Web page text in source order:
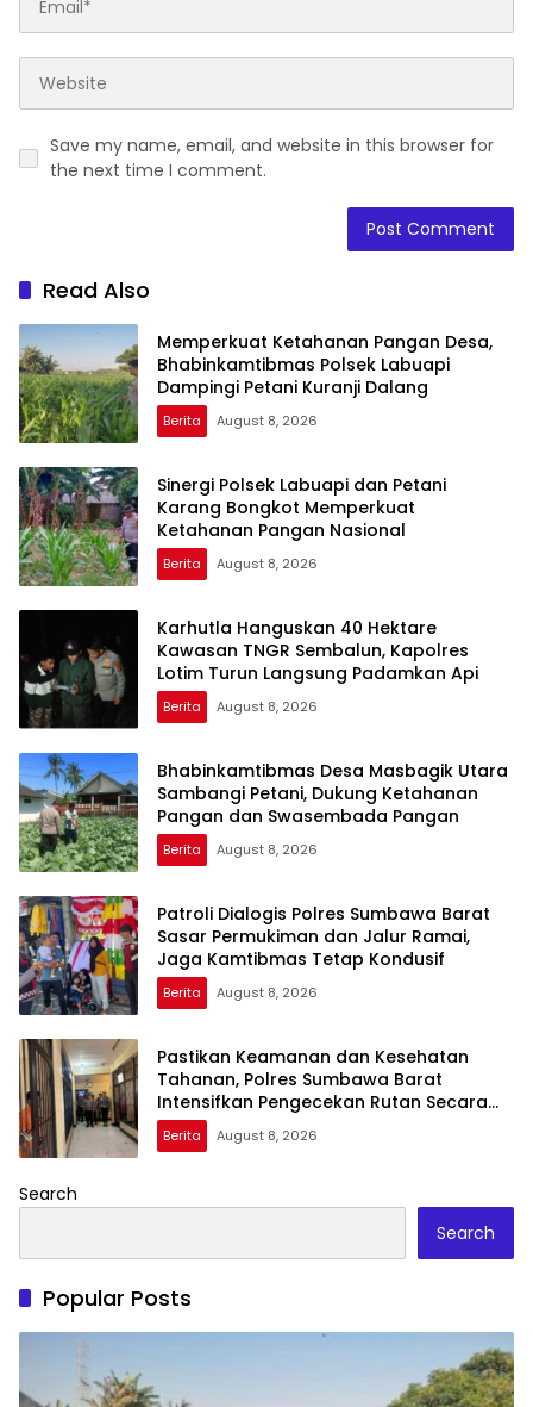
Save my name, email, and website in this browser for
the next time I comment.
Read Also
Memperkuat Ketahanan Pangan Desa,
Bhabinkamtibmas Polsek Labuapi
Dampingi Petani Kuranji Dalang
Berita August 8, 2026
Sinergi Polsek Labuapi dan Petani
Karang Bongkot Memperkuat
Ketahanan Pangan Nasional
Berita August 8, 2026
Karhutla Hanguskan 40 Hektare
Kawasan TNGR Sembalun, Kapolres
Lotim Turun Langsung Padamkan Api
Berita August 8, 2026
Bhabinkamtibmas Desa Masbagik Utara
Sambangi Petani, Dukung Ketahanan
Pangan dan Swasembada Pangan
Berita August 8, 2026
Patroli Dialogis Polres Sumbawa Barat
Sasar Permukiman dan Jalur Ramai,
Jaga Kamtibmas Tetap Kondusif
Berita August 8, 2026
Pastikan Keamanan dan Kesehatan
Tahanan, Polres Sumbawa Barat
Intensifkan Pengecekan Rutan Secara
Berkala
Berita August 8, 2026
Search
Search
Popular Posts